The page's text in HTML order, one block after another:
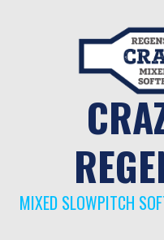
MIXED SLOWPITCH